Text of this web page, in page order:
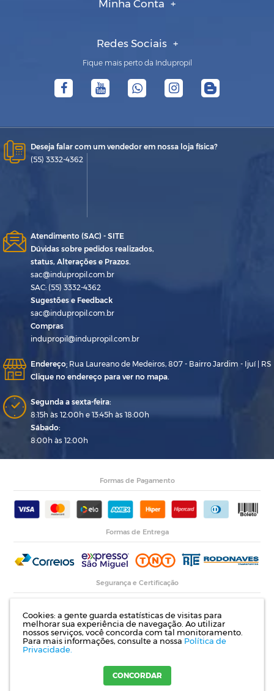
Cookies: a gente guarda estatísticas de visitas para
melhorar sua experiência de navegação. Ao utilizar
nossos serviços, você concorda com tal monitoramento.
Para mais informações, consulte a nossa Política de
Privacidade.
CONCORDAR
Minha Conta
Redes Sociais
Fique mais perto da Indupropil
Deseja falar com um vendedor em nossa loja física?
(55) 3332-4362
Atendimento (SAC) - SITE
Dúvidas sobre pedidos realizados,
status, Alterações e Prazos.
sac@indupropil.com.br
SAC: (55) 3332-4362
Sugestões e Feedback
sac@indupropil.com.br
Compras
indupropil@indupropil.com.br
Endereço: Rua Laureano de Medeiros, 807 - Bairro Jardim - Ijuí | RS
Clique no endereço para ver no mapa.
Segunda a sexta-feira:
8:15h às 12:00h e 13:45h às 18:00h
Sábado:
8:00h às 12:00h
Formas de Pagamento
Formas de Entrega
Segurança e Certificação
Razão Social: Indupropil Indústria e Comércio Ltda | CNPJ: 00.774.194/0001-82 |
Rodovia RS 155, Km 1 esq. Rua Laureano de Medeiros, 782- Ijuí | RS